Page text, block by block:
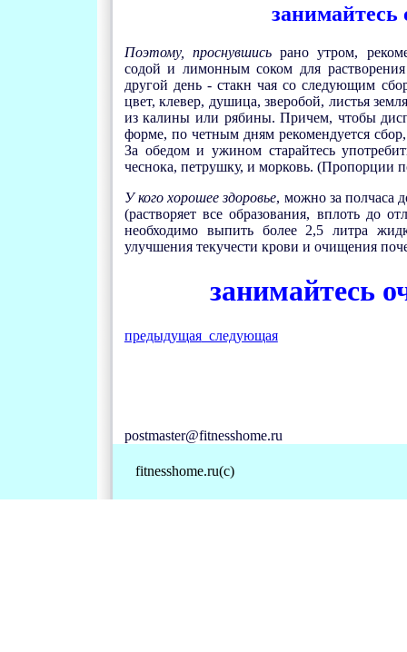
занимайтесь
Поэтому, проснувшись рано утром,
содой и лимонным соком для
другой день - стакн чая со следующим
цвет, клевер, душица, зверобой, листья
из калины или рябины. Причем, чтобы
форме, по четным дням рекомендуется
За обедом и ужином старайтесь
чеснока, петрушку, и морковь. (Пропорции
У кого хорошее здоровье, можно за полчаса
(растворяет все образования, вплоть до
необходимо выпить более 2,5 литра
улучшения текучести крови и очищения
занимайтесь
предыдущаяследующая
postmaster@fitnesshome.ru
fitnesshome.ru(c)